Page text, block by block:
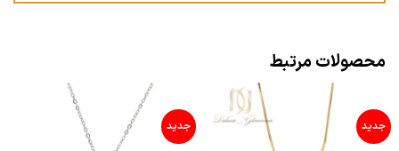
محصولات مرتبط
جدید جدید